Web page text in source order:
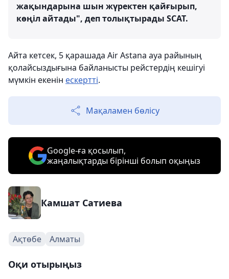
жақындарына шын жүректен қайғырып,
көңіл айтады", деп толықтырады SCAT.
Айта кетсек, 5 қарашада Air Astana ауа райының
қолайсыздығына байланысты рейстердің кешігуі
мүмкін екенін ескертті.
Мақаламен бөлісу
Google-ға қосылып,
жаңалықтарды бірінші болып оқыңыз
Камшат Сатиева
Ақтөбе Алматы
Оқи отырыңыз